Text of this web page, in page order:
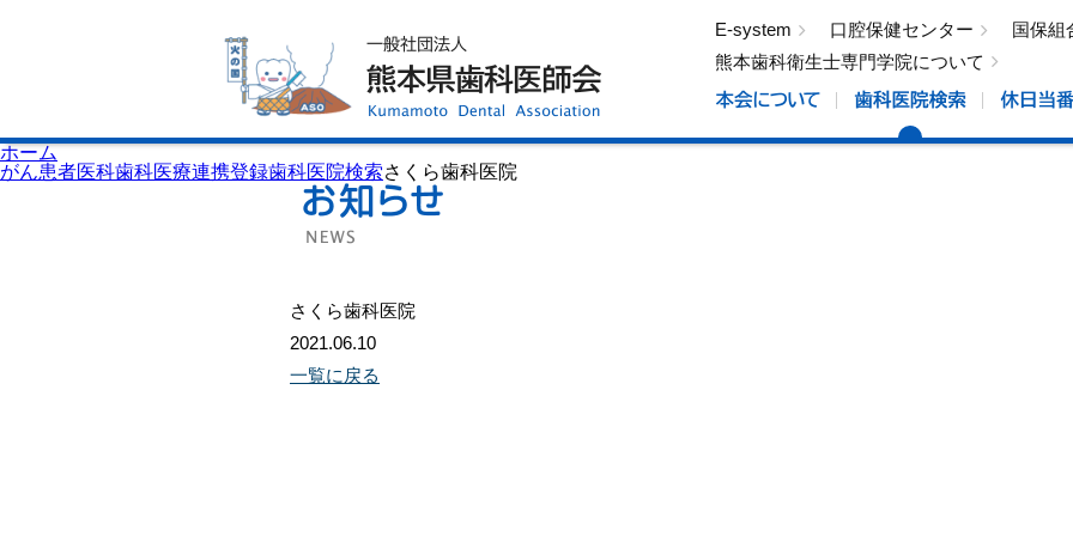
E-system 口腔保健センター
国保組
熊本歯科衛生士専門学院について
ホーム
がん患者医科歯科医療連携登録歯科医院検索さくら歯科医院
さくら歯科医院
2021.06.10
一覧に戻る
歯科医院検索
休日当番医
イベント案内
歯の豆知識
口腔保健センター
国保組合からのお知らせ
熊本歯科衛生士専門学院
会員専用ページ
プライバシーポリシー
サイトマップ